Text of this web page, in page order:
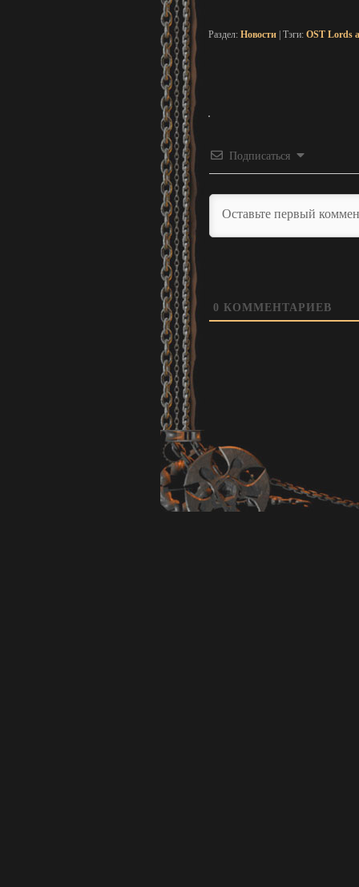
Раздел: Новости | Тэги: OST Lords
Подписаться
0 КОММЕНТАРИЕВ